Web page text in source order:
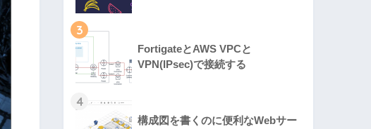
3
FortigateとAWS VPCと
VPN(IPsec)で接続する
4
構成図を書くのに便利なWebサー